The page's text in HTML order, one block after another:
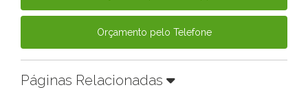
Orçamento pelo Telefone
Páginas Relacionadas